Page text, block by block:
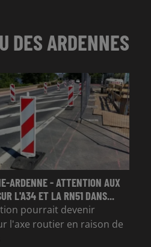
DES ARDENNES
ARDENNE - ATTENTION AUX
L'A34 ET LA RN51 DANS...
pourrait devenir
l'axe routier en raison de